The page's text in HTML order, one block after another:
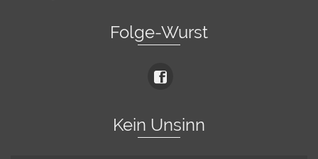
Folge-Wurst
Kein Unsinn